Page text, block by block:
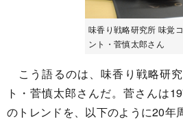
味香り戦略研究所 味覚
ント・菅慎太郎さん
こう語るのは、味香り戦略研
ト・菅慎太郎さんだ。菅さんは
のトレンドを、以下のように20年